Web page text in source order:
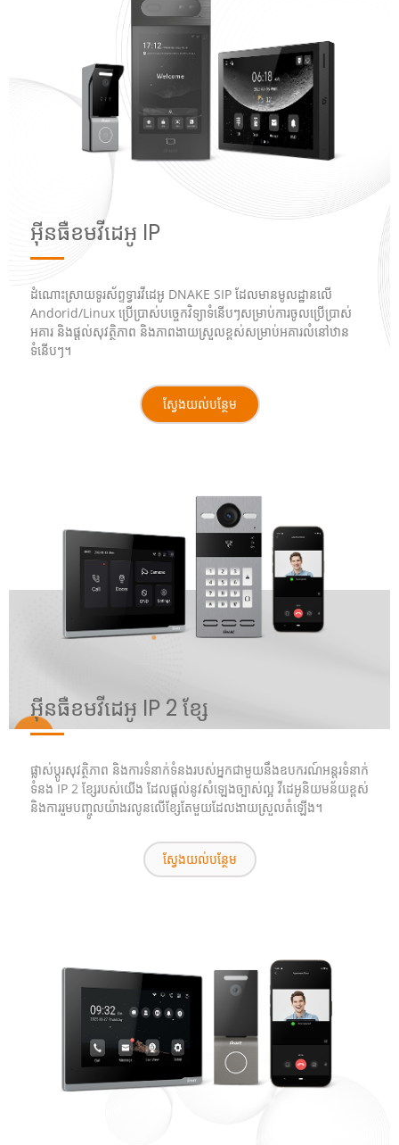
អ៊ីនធឺខមវីដេអូ IP
ដំណោះស្រាយ​ទូរស័ព្ទ​ទ្វារ​វីដេអូ DNAKE SIP ដែល​មាន​មូលដ្ឋាន​លើ
Andorid/Linux ប្រើប្រាស់​បច្ចេកវិទ្យា​ទំនើបៗ​សម្រាប់​ការ​ចូល​ប្រើប្រាស់​
អគារ និង​ផ្តល់​សុវត្ថិភាព និង​ភាពងាយស្រួល​ខ្ពស់​សម្រាប់​អគារ​លំនៅឋាន​
ទំនើបៗ។
ស្វែងយល់បន្ថែម
អ៊ីនធឺខមវីដេអូ IP 2 ខ្សែ
ផ្លាស់ប្តូរសុវត្ថិភាព និងការទំនាក់ទំនងរបស់អ្នកជាមួយនឹងឧបករណ៍អន្តរទំនាក់
ទំនង IP 2 ខ្សែរបស់យើង ដែលផ្តល់នូវសំឡេងច្បាស់ល្អ វីដេអូនិយមន័យខ្ពស់
និងការរួមបញ្ចូលយ៉ាងរលូនលើខ្សែតែមួយដែលងាយស្រួលតំឡើង។
ស្វែងយល់បន្ថែម